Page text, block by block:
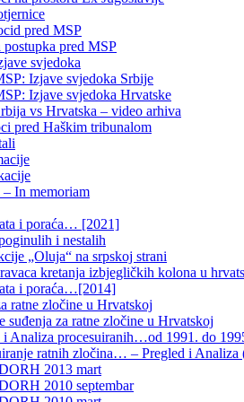
pred MSP
postupka pred MSP
svjedoka
Izjave svjedoka Srbije
Izjave svjedoka Hrvatske
vs Hrvatska – video arhiva
pred Haškim tribunalom
– In memoriam
i poraća… [2021]
i nestalih
„Oluja“ na srpskoj strani
kretanja izbjegličkih kolona u
i poraća…[2014]
ratne zločine u Hrvatskoj
suđenja za ratne zločine u Hrvatskoj
i Analiza procesuiranih…od 1991. do
ratnih zločina… – Pregled i Analiza
2013 mart
2010 septembar